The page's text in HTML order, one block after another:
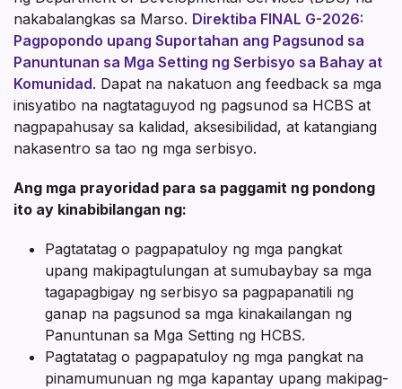
nakabalangkas sa Marso. Direktiba FINAL G-2026:
Pagpopondo upang Suportahan ang Pagsunod sa
Panuntunan sa Mga Setting ng Serbisyo sa Bahay at
Komunidad. Dapat na nakatuon ang feedback sa mga
inisyatibo na nagtataguyod ng pagsunod sa HCBS at
nagpapahusay sa kalidad, aksesibilidad, at katangiang
nakasentro sa tao ng mga serbisyo.
Ang mga prayoridad para sa paggamit ng pondong
ito ay kinabibilangan ng:
Pagtatatag o pagpapatuloy ng mga pangkat
upang makipagtulungan at sumubaybay sa mga
tagapagbigay ng serbisyo sa pagpapanatili ng
ganap na pagsunod sa mga kinakailangan ng
Panuntunan sa Mga Setting ng HCBS.
Pagtatatag o pagpapatuloy ng mga pangkat na
pinamumunuan ng mga kapantay upang makipag-